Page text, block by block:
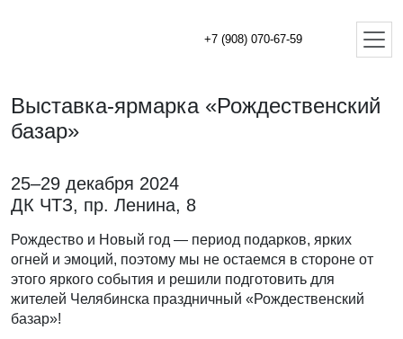
+7 (908) 070-67-59
Выставка-ярмарка «Рождественский
базар»
25–29 декабря 2024
ДК ЧТЗ, пр. Ленина, 8
Рождество и Новый год — период подарков, ярких
огней и эмоций, поэтому мы не остаемся в стороне от
этого яркого события и решили подготовить для
жителей Челябинска праздничный «Рождественский
базар»!